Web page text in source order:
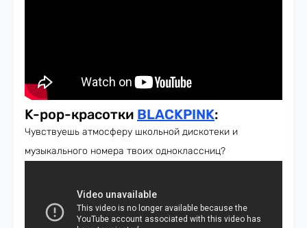
K-pop-красотки BLACKPINK:
Чувствуешь атмосферу школьной дискотеки и
музыкального номера твоих одноклассниц?